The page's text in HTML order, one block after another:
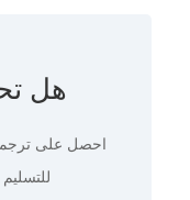
هل
احصل على
للتسليم في